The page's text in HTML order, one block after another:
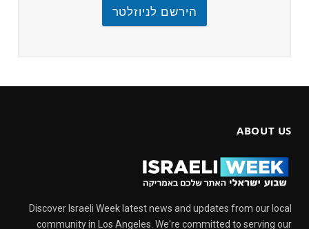
הירשם לניוזלטר
ABOUT US
Discover Israeli Week latest news and updates from our local
community in Los Angeles. We're committed to serving our